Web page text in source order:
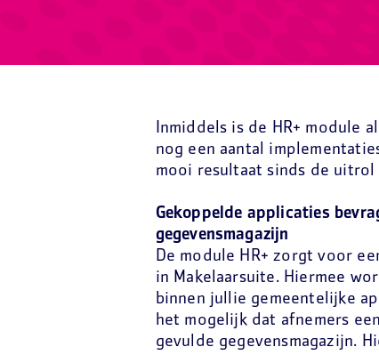
Inmiddels is de HR+ module
nog een aantal
mooi resultaat sinds de uitrol
Gekoppelde applicaties
gegevensmagazijn
De module HR+ zorgt voor
in Makelaarsuite. Hiermee
binnen jullie gemeentelijke
het mogelijk dat afnemers
gevulde gegevensmagazijn.